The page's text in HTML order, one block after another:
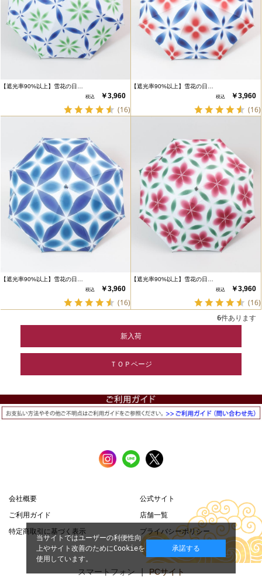
【遮光率90%以上】雪花の日…
￥3,960
(16)
【遮光率90%以上】雪花の日…
￥3,960
(16)
【遮光率90%以上】雪花の日…
￥3,960
(16)
【遮光率90%以上】雪花の日…
￥3,960
(16)
6件あります
新入荷
ＴＯＰページ
会社概要
公式サイト
ご利用ガイド
店舗一覧
特定商取引に基づく表示
プライバシーポリシー
スマートフォン |PCサイト
当サイトではユーザーの利便性向
上やサイト改善のためにCookieを
使用しています。
承諾する